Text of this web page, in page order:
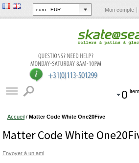
Mon compte
0
Accueil / Matter Code White One20Five
Matter Code White
Envoyer à un ami